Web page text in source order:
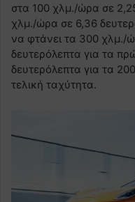
στα 100 χλμ./ώρα σε
χλμ./ώρα σε 6,36
να φτάνει τα 300 χλμ./
δευτερόλεπτα για τα
δευτερόλεπτα για τα
τελική ταχύτητα.